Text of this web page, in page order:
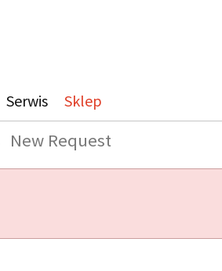
Serwis Sklep
New Request